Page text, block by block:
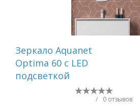
Зеркало Aquanet
Optima 60 с LED
подсветкой
/ 0 отзывов